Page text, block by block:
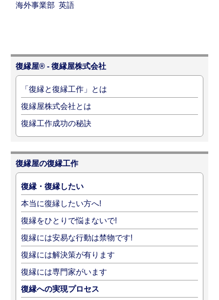
海外事業部 英語
復縁屋® - 復縁屋株式会社
「復縁と復縁工作」とは
復縁屋株式会社とは
復縁工作成功の秘訣
復縁屋の復縁工作
復縁・復縁したい
本当に復縁したい方へ!
復縁をひとりで悩まないで!
復縁には安易な行動は禁物です!
復縁には解決策が有ります
復縁には専門家がいます
復縁への実現プロセス